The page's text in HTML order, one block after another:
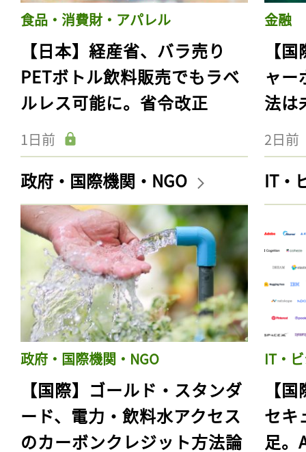
食品・消費財・アパレル
【日本】経産省、バラ売り
PETボトル飲料販売でもラベ
ルレス可能に。省令改正
1日前
金融
【
ャー
法は
2日前
政府・国際機関・NGO
政府・国際機関・NGO
【国際】ゴールド・スタンダ
ード、電力・飲料水アクセス
のカーボンクレジット方法論
IT・
IT・
【
セキ
足。